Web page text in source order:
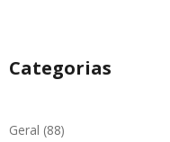
Categorias
Geral (88)